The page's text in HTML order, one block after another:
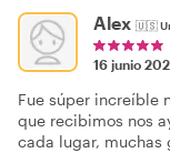
Alex 🇺🇸
16 junio
Fue súper increíble
que recibimos nos
cada lugar, muchas